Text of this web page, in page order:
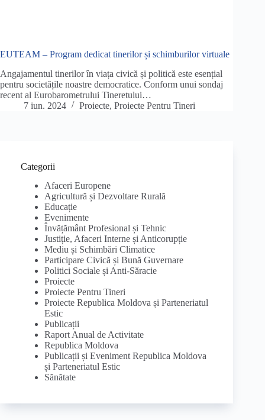
EUTEAM – Program dedicat tinerilor și schimburilor virtuale
Angajamentul tinerilor în viața civică și politică este esențial
pentru societățile noastre democratice. Conform unui sondaj
recent al Eurobarometrului Tineretului…
7 iun. 2024
Proiecte, Proiecte Pentru Tineri
Categorii
Afaceri Europene
Agricultură și Dezvoltare Rurală
Educație
Evenimente
Învățământ Profesional și Tehnic
Justiție, Afaceri Interne și Anticorupție
Mediu și Schimbări Climatice
Participare Civică și Bună Guvernare
Politici Sociale și Anti-Săracie
Proiecte
Proiecte Pentru Tineri
Proiecte Republica Moldova și Parteneriatul
Estic
Publicații
Raport Anual de Activitate
Republica Moldova
Publicații și Eveniment Republica Moldova
și Parteneriatul Estic
Sănătate